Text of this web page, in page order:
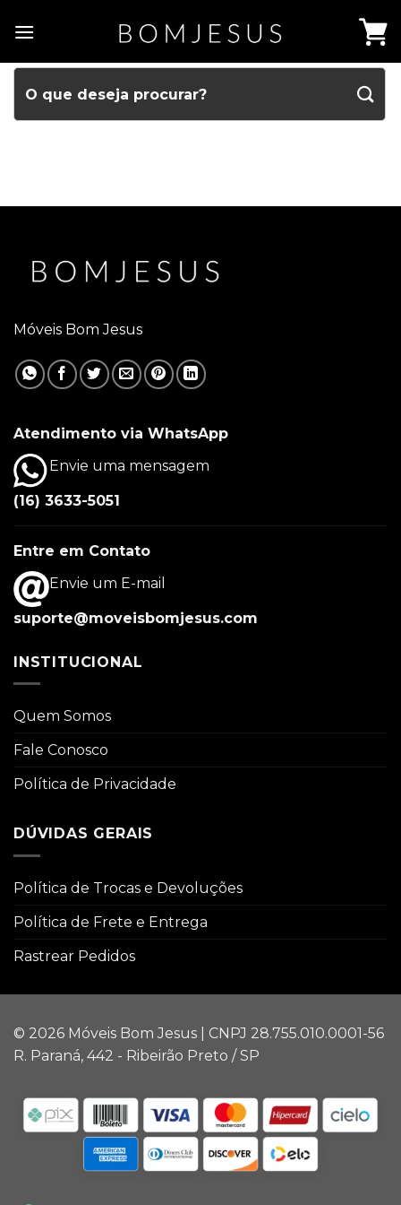
Móveis Bom Jesus
Atendimento via WhatsApp
Envie uma mensagem
(16) 3633-5051
Entre em Contato
Envie um E-mail
suporte@moveisbomjesus.com
INSTITUCIONAL
Quem Somos
Fale Conosco
Política de Privacidade
DÚVIDAS GERAIS
Política de Trocas e Devoluções
Política de Frete e Entrega
Rastrear Pedidos
© 2026 Móveis Bom Jesus | CNPJ 28.755.010.0001-56
R. Paraná, 442 - Ribeirão Preto / SP